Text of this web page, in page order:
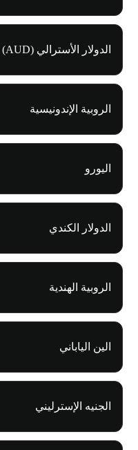
الدولار الأسترالي (AUD)
الروبية الإندونيسية
اليورو
الدولار الكندي
الروبية الهندية
الين الياباني
الجنيه الإسترليني